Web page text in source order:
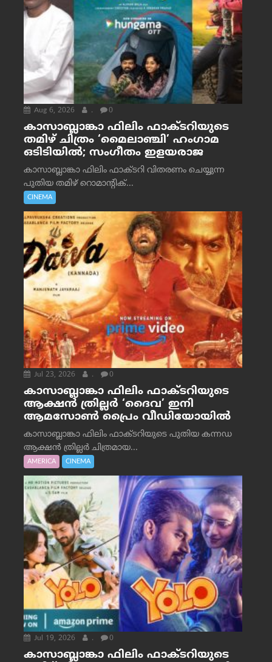
Aug 6, 2026 . 0
കാസാബ്ലാങ്കാ ഫിലിം ഫാക്ടറിയുടെ
തമിഴ് ചിത്രം ‘മൈലാഞ്ചി’ ഹംഗാമ
ഒടിടിയിൽ; സംഗീതം ഇളയരാജ
കാസാബ്ലാങ്കാ ഫിലിം ഫാക്ടറി വിതരണം ചെയ്യുന്ന
പുതിയ തമിഴ് റൊമാന്റിക്...
CINEMA
Jul 23, 2026 . 0
കാസാബ്ലാങ്കാ ഫിലിം ഫാക്ടറിയുടെ
ആക്ഷൻ ത്രില്ലർ ‘ദൈവ’ ഇനി
ആമസോൺ പ്രൈം വീഡിയോയിൽ
കാസാബ്ലാങ്കാ ഫിലിം ഫാക്ടറിയുടെ പുതിയ കന്നഡ
ആക്ഷൻ ത്രില്ലർ ചിത്രമായ...
AMERICA CINEMA
Jul 19, 2026 . 0
കാസാബ്ലാങ്കാ ഫിലിം ഫാക്ടറിയുടെ